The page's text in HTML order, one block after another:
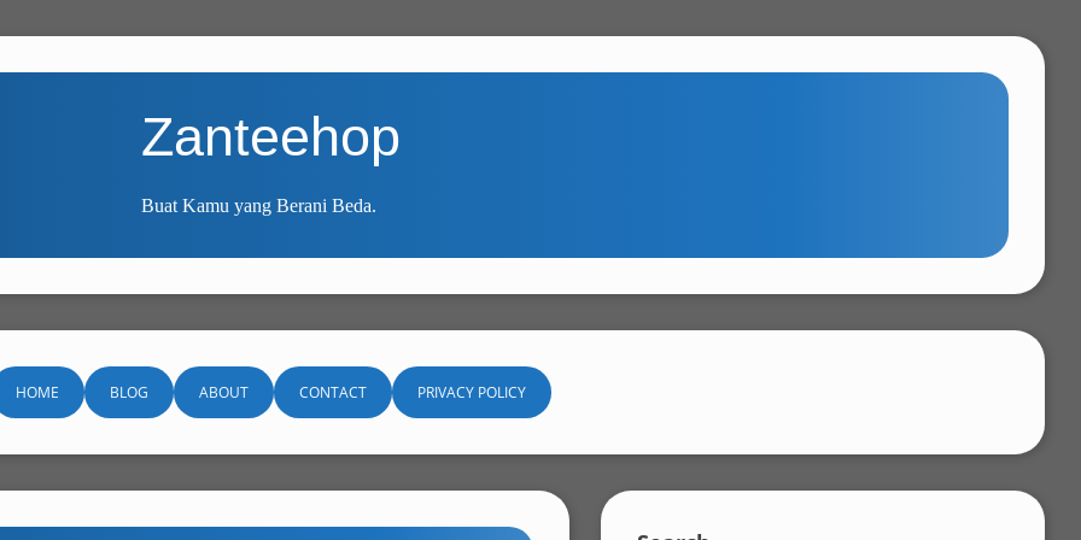
Zanteehop
Buat Kamu yang Berani Beda.
HOME BLOG ABOUT CONTACT PRIVACY POLICY